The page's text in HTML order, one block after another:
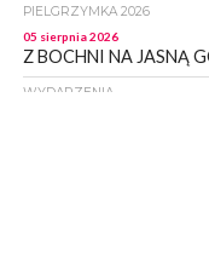
PIELGRZYMKA 2026
05 sierpnia 2026
Z BOCHNI NA JASNĄ
WYDARZENIA